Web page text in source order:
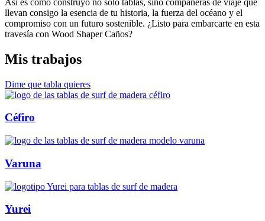
Así es como construyo no solo tablas, sino compañeras de viaje que
llevan consigo la esencia de tu historia, la fuerza del océano y el
compromiso con un futuro sostenible. ¿Listo para embarcarte en esta
travesía con Wood Shaper Caños?
Mis trabajos
Dime que tabla quieres
Céfiro
Varuna
Yurei